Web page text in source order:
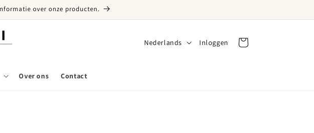
over onze producten.
Over ons Contact
Taal
Nederlands Inloggen
InloggenWinkelwagen